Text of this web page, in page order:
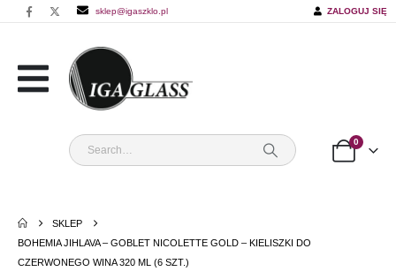
sklep@igaszklo.pl ZALOGUJ SIĘ
0
SKLEP
BOHEMIA JIHLAVA – GOBLET NICOLETTE GOLD – KIELISZKI DO
CZERWONEGO WINA 320 ML (6 SZT.)